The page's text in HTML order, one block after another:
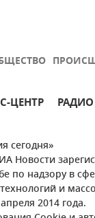
ЦЕНТР РАДИО
сегодня»
Новости
по надзору в
и
2014 года.